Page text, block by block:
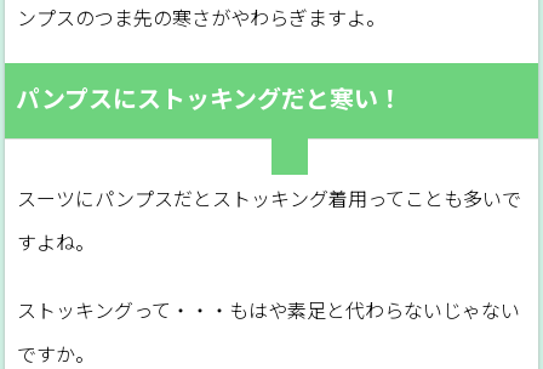
ンプスのつま先の寒さがやわらぎますよ。
パンプスにストッキングだと寒い！
スーツにパンプスだとストッキング着用ってことも多いで
すよね。
ストッキングって・・・もはや素足と代わらないじゃない
ですか。